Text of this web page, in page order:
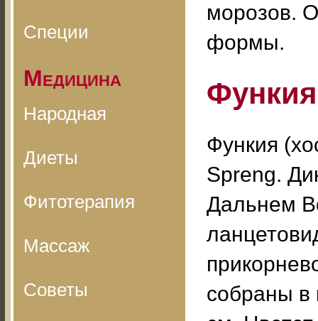
Специи
Медицина
Народная
Диеты
Фитотерапия
Массаж
Советы
морозов.
формы.
Функия
Spreng.
Дальнем
собраны в